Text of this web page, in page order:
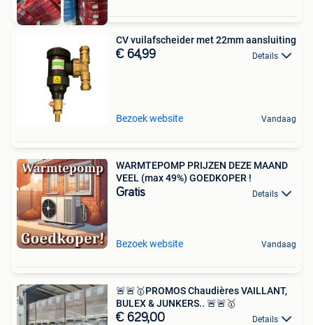
CV vuilafscheider met 22mm aansluiting
€ 64,99 Details
Bezoek website Vandaag
WARMTEPOMP PRIJZEN DEZE MAAND
VEEL (max 49%) GOEDKOPER !
Gratis Details
Bezoek website Vandaag
🚨🚨🥇PROMOS Chaudières VAILLANT,
BULEX & JUNKERS.. 🚨🚨🥇
€ 629,00 Details